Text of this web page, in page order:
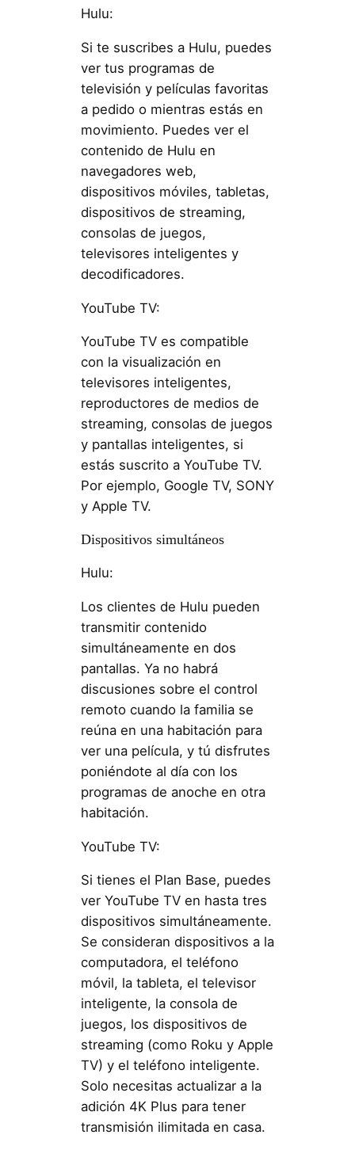
Hulu:
Si te suscribes a Hulu, puedes
ver tus programas de
televisión y películas favoritas
a pedido o mientras estás en
movimiento. Puedes ver el
contenido de Hulu en
navegadores web,
dispositivos móviles, tabletas,
dispositivos de streaming,
consolas de juegos,
televisores inteligentes y
decodificadores.
YouTube TV:
YouTube TV es compatible
con la visualización en
televisores inteligentes,
reproductores de medios de
streaming, consolas de juegos
y pantallas inteligentes, si
estás suscrito a YouTube TV.
Por ejemplo, Google TV, SONY
y Apple TV.
Dispositivos simultáneos
Hulu:
Los clientes de Hulu pueden
transmitir contenido
simultáneamente en dos
pantallas. Ya no habrá
discusiones sobre el control
remoto cuando la familia se
reúna en una habitación para
ver una película, y tú disfrutes
poniéndote al día con los
programas de anoche en otra
habitación.
YouTube TV:
Si tienes el Plan Base, puedes
ver YouTube TV en hasta tres
dispositivos simultáneamente.
Se consideran dispositivos a la
computadora, el teléfono
móvil, la tableta, el televisor
inteligente, la consola de
juegos, los dispositivos de
streaming (como Roku y Apple
TV) y el teléfono inteligente.
Solo necesitas actualizar a la
adición 4K Plus para tener
transmisión ilimitada en casa.